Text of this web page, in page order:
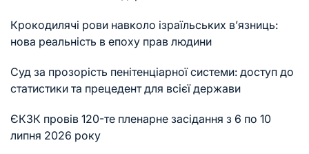
Крокодилячі рови навколо ізраїльських в’язниць:
нова реальність в епоху прав людини
Суд за прозорість пенітенціарної системи: доступ до
статистики та прецедент для всієї держави
ЄКЗК провів 120-те пленарне засідання з 6 по 10
липня 2026 року